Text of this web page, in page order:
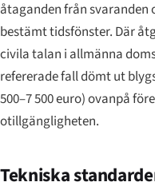
åtaganden från
bestämt tidsfönster. Där
civila talan i allmänna
refererade fall dömt ut
500–7 500 euro) ovanpå
otillgängligheten.
Tekniska